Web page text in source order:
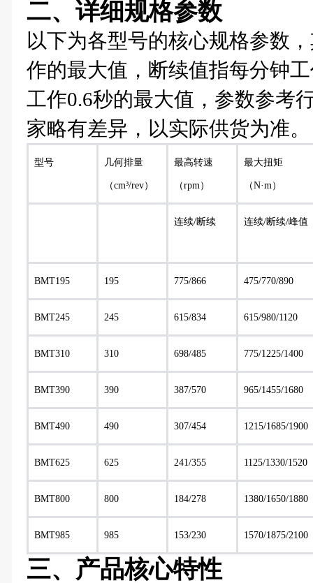
二、详细规格参数
以下为各型号的核心规格参数
作的最大值，断续值指每分钟
工作0.6秒的最大值，参数参考
家略有差异，以实际供货为准。
型号 几何排量
（cm³/rev）
最高转速
（rpm）
最大扭矩
（N·m）
连续/断续 连续/断续/峰值
BMT195 195 775/866 475/770/890
BMT245 245 615/834 615/980/1120
BMT310 310 698/485 775/1225/1400
BMT390 390 387/570 965/1455/1680
BMT490 490 307/454 1215/1685/1900
BMT625 625 241/355 1125/1330/1520
BMT800 800 184/278 1380/1650/1880
BMT985 985 153/230 1570/1875/2100
三、产品核心特性